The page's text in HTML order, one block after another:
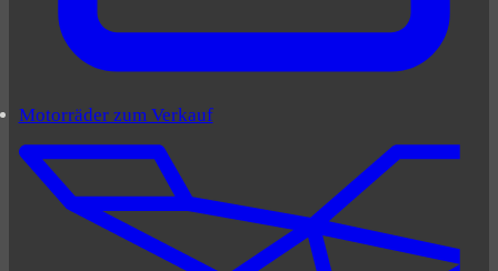
Motorräder zum Verkauf